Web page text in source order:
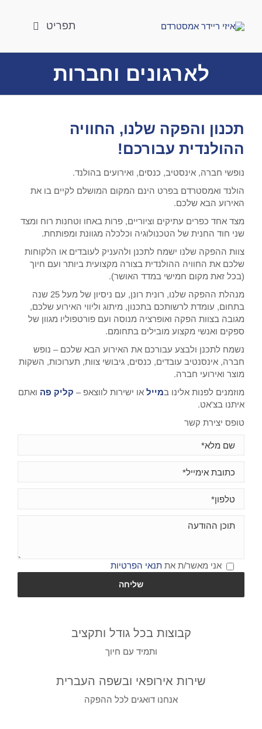
תפריט
טיולים מחוץ לעיר
לארגונים וחברות
לוח טיולים
חבילת טיולים
הסעות
אודות
לארגונים וחברות
תכנון והפקה שלנו, החוויה
ההולנדית עבורכם!
נופשי חברה, אינסטיב, כנסים, ואירועים בהולנד.
הולנד ואמסטרדם בפרט הינם המקום המושלם לקיים בו את
האירוע הבא שלכם.
מצד אחד כפרים עתיקים וציוריים, פרות באחו וטחנות רוח ומצד
שני חוד החנית של הטכנולוגיה וכלכלה מגוונת ומפותחת.
צוות ההפקה שלנו ישמח לתכנן ולהעניק לעובדים או הלקוחות
שלכם את החוויה ההולנדית בצורה מקצועית ביותר ועם חיוך
(בכל זאת מקום חמישי במדד האושר).
מנהלת ההפקה שלנו, רונית רונן, עם ניסיון של מעל 25 שנה
בתחום, עומדת לרשותכם בתכנון, מיתוג וליווי האירוע שלכם,
מגובה בצוות הפקה ואופרציה מנוסה ועם פורטפוליו מגוון של
ספקים ואנשי מקצוע מובילים בתחומם.
נשמח לתכנן ולבצע עבורכם את האירוע הבא שלכם – נופש
חברה, אינסנטיב עובדים, כנסים, גיבושי צוות, תערוכות, השקות
מוצר ואירועי חברה.
מוזמנים לפנות אלינו במייל או ישירות לווצאפ – קליק פה ואתם
איתנו בצ'אט.
טופס יצירת קשר
אני מאשר/ת את תנאי הפרטיות
קבוצות בכל גודל ותקציב
ותמיד עם חיוך
שירות אירופאי ובשפה העברית
אנחנו דואגים לכל ההפקה